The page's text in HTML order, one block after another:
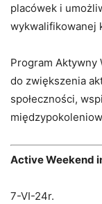
placówek i
wykwalifikowanej
Program Aktywny
do zwiększenia
społeczności,
Active Weekend
7-VI-24r.